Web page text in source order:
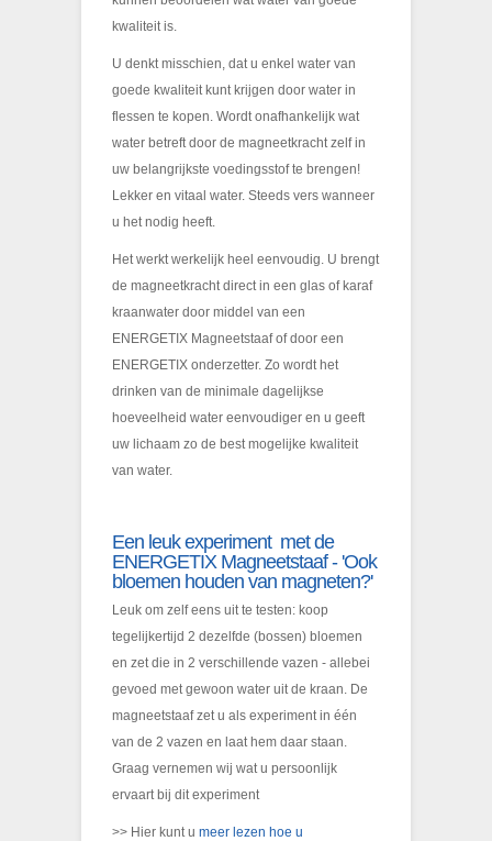
kwaliteit is.
U denkt misschien, dat u enkel water van
goede kwaliteit kunt krijgen door water in
flessen te kopen. Wordt onafhankelijk wat
water betreft door de magneetkracht zelf in
uw belangrijkste voedingsstof te brengen!
Lekker en vitaal water. Steeds vers wanneer
u het nodig heeft.
Het werkt werkelijk heel eenvoudig. U brengt
de magneetkracht direct in een glas of karaf
kraanwater door middel van een
ENERGETIX Magneetstaaf of door een
ENERGETIX onderzetter. Zo wordt het
drinken van de minimale dagelijkse
hoeveelheid water eenvoudiger en u geeft
uw lichaam zo de best mogelijke kwaliteit
van water.
Een leuk experiment met de
ENERGETIX Magneetstaaf - 'Ook
bloemen houden van magneten?'
Leuk om zelf eens uit te testen: koop
tegelijkertijd 2 dezelfde (bossen) bloemen
en zet die in 2 verschillende vazen - allebei
gevoed met gewoon water uit de kraan. De
magneetstaaf zet u als experiment in één
van de 2 vazen en laat hem daar staan.
Graag vernemen wij wat u persoonlijk
ervaart bij dit experiment
>> Hier kunt u meer lezen hoe u